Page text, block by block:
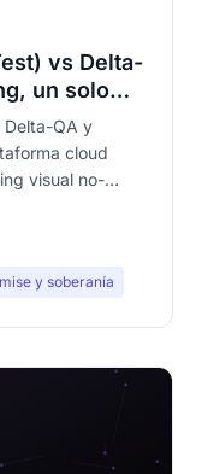
vs Delta-
un solo
Delta-QA y
cloud
visual no-
y soberanía